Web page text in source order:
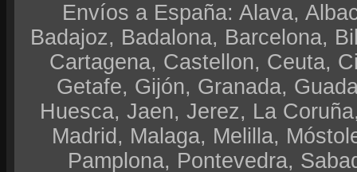
Envíos a España: Alava,
Badajoz, Badalona, Barcelona,
Cartagena, Castellon, Ceuta,
Getafe, Gijón, Granada,
Huesca, Jaen, Jerez, La
Madrid, Malaga, Melilla,
Pamplona, Pontevedra,